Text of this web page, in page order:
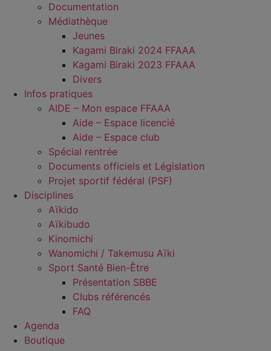
Documentation
Médiathèque
Jeunes
Kagami Biraki 2024 FFAAA
Kagami Biraki 2023 FFAAA
Divers
Infos pratiques
AIDE – Mon espace FFAAA
Aide – Espace licencié
Aide – Espace club
Spécial rentrée
Documents officiels et Législation
Projet sportif fédéral (PSF)
Disciplines
Aïkido
Aïkibudo
Kinomichi
Wanomichi / Takemusu Aïki
Sport Santé Bien-Être
Présentation SBBE
Clubs référencés
FAQ
Agenda
Boutique